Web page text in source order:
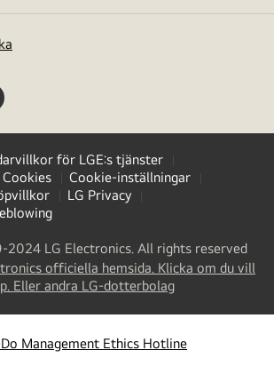
för LGE:s tjänster
Cookies
Cookie-inställningar
LG Privacy
LG Electronics. All rights reserved
officiella hemsida. Klicka om du vill
Eller andra LG-dotterbolag(
a
new
tab
Management Ethics Hotline